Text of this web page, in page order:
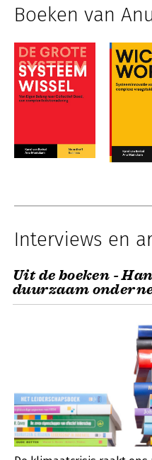
Boeken van
Interviews en
Uit de boeken -
duurzaam